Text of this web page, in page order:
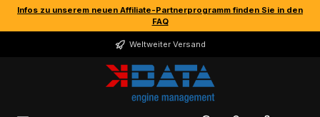
Zum Hauptinhalt springen
Infos zu unserem neuen Affiliate-Partnerprogramm finden Sie in den
FAQ
Weltweiter Versand